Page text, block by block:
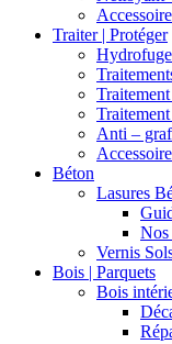
Traiter | Protéger
Anti –
Béton
Lasures
Nos
Vernis
Bois | Parquets
Bois